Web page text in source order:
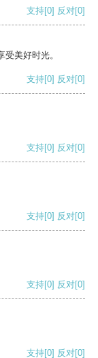
支持[0] 反对[0]
美好时光。
支持[0] 反对[0]
支持[0] 反对[0]
支持[0] 反对[0]
支持[0] 反对[0]
支持[0] 反对[0]